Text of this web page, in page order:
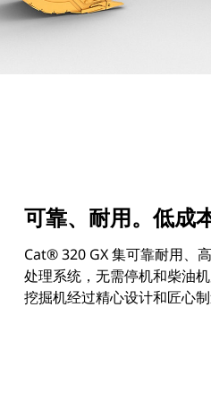
可靠、耐用。低成
Cat® 320 GX 集可靠耐用、
处理系统，无需停机和柴油
挖掘机经过精心设计和匠心